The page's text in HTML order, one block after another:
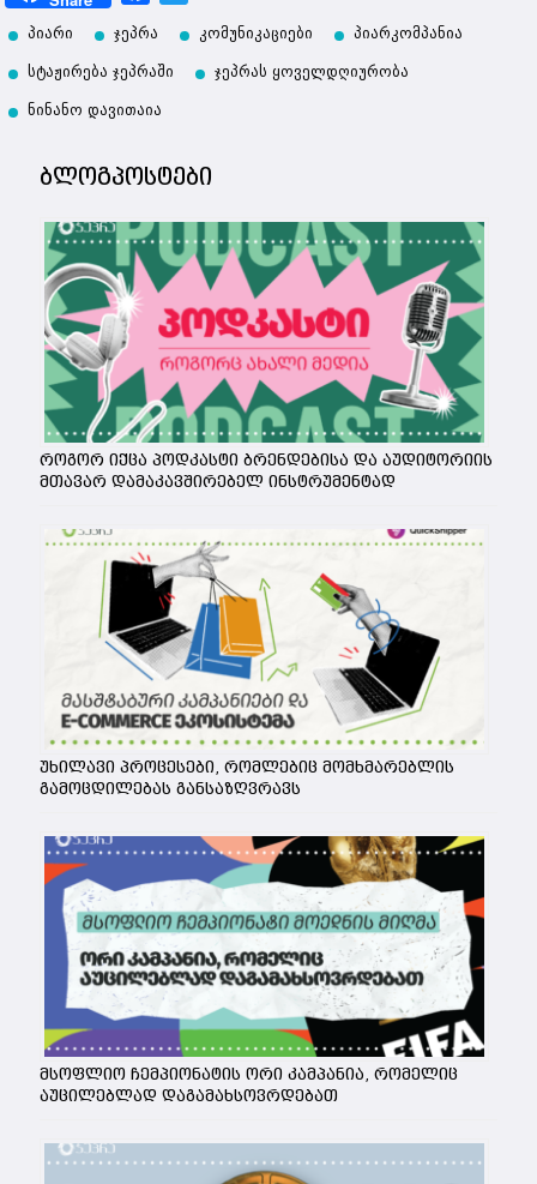
პიარი ჯეპრა კომუნიკაციები პიარკომპანია
სტაჟირება ჯეპრაში ჯეპრას ყოველდღიურობა
ნინანო დავითაია
ბლოგპოსტები
როგორ იქცა პოდკასტი ბრენდებისა და აუდიტორიის
მთავარ დამაკავშირებელ ინსტრუმენტად
უხილავი პროცესები, რომლებიც მომხმარებლის
გამოცდილებას განსაზღვრავს
მსოფლიო ჩემპიონატის ორი კამპანია, რომელიც
აუცილებლად დაგამახსოვრდებათ